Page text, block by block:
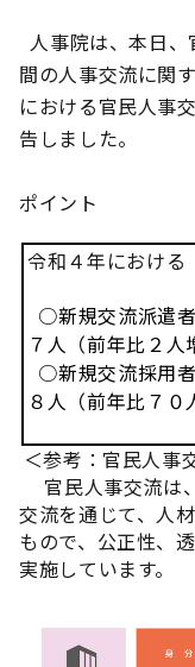
人事院は、本日
間の人事交流に関
における官民人事
告しました。
ポイント
令和４年における
○新規交流派遣
７人（前年比２人
○新規交流採用
８人（前年比７０
＜参考：官民人事
官民人事交流は
交流を通じて、人
もので、公正性、
実施しています。